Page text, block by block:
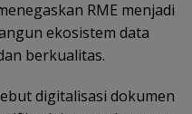
RME menjadi
ekosistem data
berkualitas.
digitalisasi dokumen